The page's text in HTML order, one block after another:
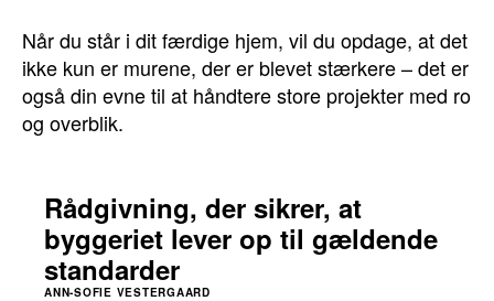
Når du står i dit færdige hjem, vil du opdage, at det
ikke kun er murene, der er blevet stærkere – det er
også din evne til at håndtere store projekter med ro
og overblik.
Rådgivning, der sikrer, at
byggeriet lever op til gældende
standarder
ANN-SOFIE VESTERGAARD